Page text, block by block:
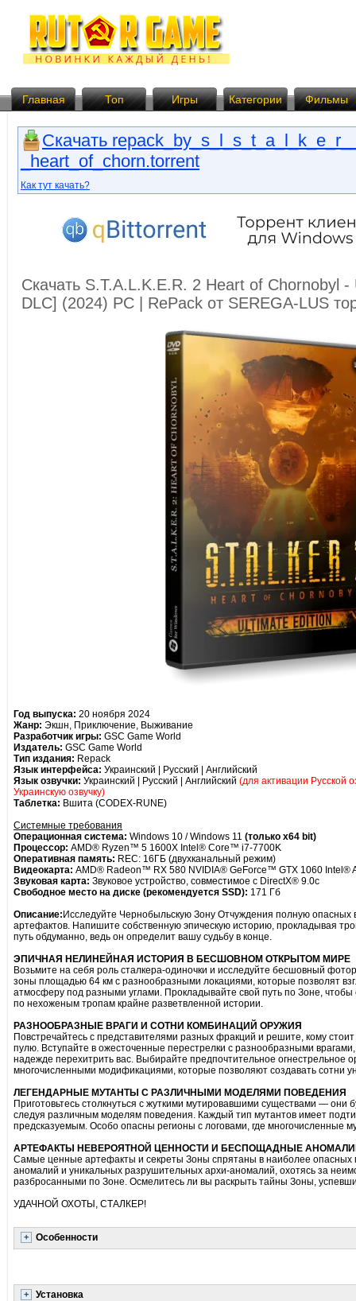
Главная Топ Игры Категории Фильмы
Скачать
_heart_of_chorn.torrent
Как тут качать?
Скачать S.T.A.L.K.E.R. 2 Heart of Chornobyl
DLC] (2024) PC | RePack от SEREGA-LUS
Год выпуска: 20 ноября 2024
Жанр: Экшн, Приключение, Выживание
Разработчик игры: GSC Game World
Издатель: GSC Game World
Тип издания: Repack
Язык интерфейса: Украинский | Русский | Английский
Язык озвучки: Украинский | Русский | Английский (для активации Русской
Украинскую озвучку)
Таблетка: Вшита (CODEX-RUNE)
Системные требования
Операционная система: Windows 10 / Windows 11 (только х64 bit)
Процессор: AMD® Ryzen™ 5 1600X Intel® Core™ i7-7700K
Оперативная память: REC: 16ГБ (двухканальный режим)
Видеокарта: AMD® Radeon™ RX 580 NVIDIA® GeForce™ GTX 1060 Intel®
Звуковая карта: Звуковое устройство, совместимое с DirectX® 9.0с
Свободное место на диске (рекомендуется SSD): 171 Гб
Описание: Исследуйте Чернобыльскую Зону Отчуждения полную
артефактов. Напишите собственную эпическую историю, прокладывая
путь обдуманно, ведь он определит вашу судьбу в конце.
ЭПИЧНАЯ НЕЛИНЕЙНАЯ ИСТОРИЯ В БЕСШОВНОМ ОТКРЫТОМ МИРЕ
Возьмите на себя роль сталкера-одиночки и исследуйте бесшовный
зоны площадью 64 км с разнообразными локациями, которые позволят
атмосферу под разными углами. Прокладывайте свой путь по Зоне,
по нехоженым тропам крайне разветвленной истории.
РАЗНООБРАЗНЫЕ ВРАГИ И СОТНИ КОМБИНАЦИЙ ОРУЖИЯ
Повстречайтесь с представителями разных фракций и решите, кому
пулю. Вступайте в ожесточенные перестрелки с разнообразными
надежде перехитрить вас. Выбирайте предпочтительное огнестрельное
многочисленными модификациями, которые позволяют создавать сотни
ЛЕГЕНДАРНЫЕ МУТАНТЫ С РАЗЛИЧНЫМИ МОДЕЛЯМИ ПОВЕДЕНИЯ
Приготовьтесь столкнуться с жуткими мутировавшими существами — они
следуя различным моделям поведения. Каждый тип мутантов имеет
предсказуемым. Особо опасны регионы с логовами, где многочисленные
АРТЕФАКТЫ НЕВЕРОЯТНОЙ ЦЕННОСТИ И БЕСПОЩАДНЫЕ
Самые ценные артефакты и секреты Зоны спрятаны в наиболее опасных
аномалий и уникальных разрушительных архи-аномалий, охотясь за
разбросанными по Зоне. Осмелитесь ли вы раскрыть тайны Зоны,
УДАЧНОЙ ОХОТЫ, СТАЛКЕР!
Особенности
Установка